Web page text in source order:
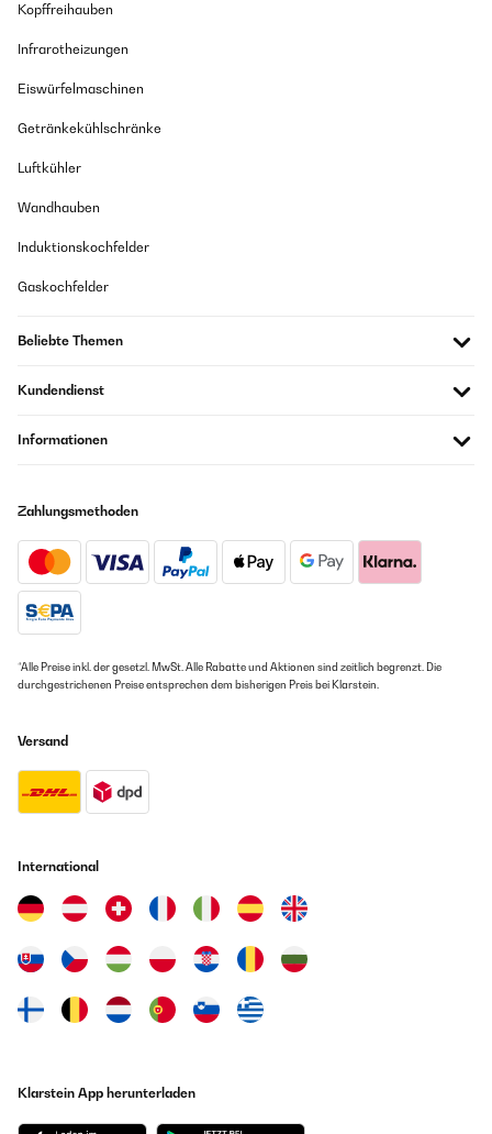
Kopffreihauben
Infrarotheizungen
Eiswürfelmaschinen
Getränkekühlschränke
Luftkühler
Wandhauben
Induktionskochfelder
Gaskochfelder
Beliebte Themen
Kundendienst
Informationen
Zahlungsmethoden
*Alle Preise inkl. der gesetzl. MwSt. Alle Rabatte und Aktionen sind zeitlich begrenzt. Die
durchgestrichenen Preise entsprechen dem bisherigen Preis bei Klarstein.
Versand
International
Klarstein App herunterladen